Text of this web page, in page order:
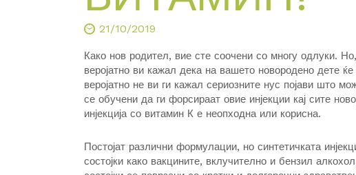
21/10/2019
Како нов родител, вие сте соочени со многу одлуки.
веројатно ви кажал дека на вашето новородено дете
веројатно не ви ги кажал сериозните нус појави што
се обучени да ги форсираат овие инјекции кај сите
инјекција со витамин К е неопходна или корисна.
Постојат различни формулации, но синтетичката
состојки како вакцините, вклучително и бензил